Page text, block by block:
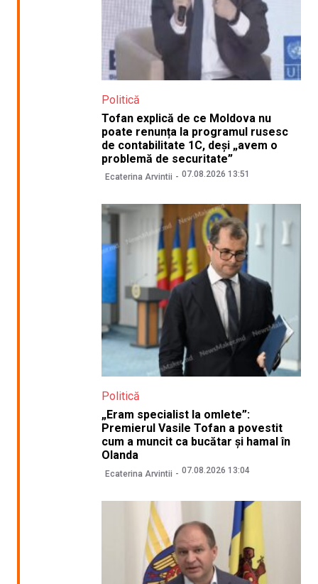
Politică
Tofan explică de ce Moldova nu
poate renunța la programul rusesc
de contabilitate 1C, deși „avem o
problemă de securitate”
Ecaterina Arvintii 07.08.2026 13:51
Politică
„Eram specialist la omlete”:
Premierul Vasile Tofan a povestit
cum a muncit ca bucătar și hamal în
Olanda
Ecaterina Arvintii 07.08.2026 13:04